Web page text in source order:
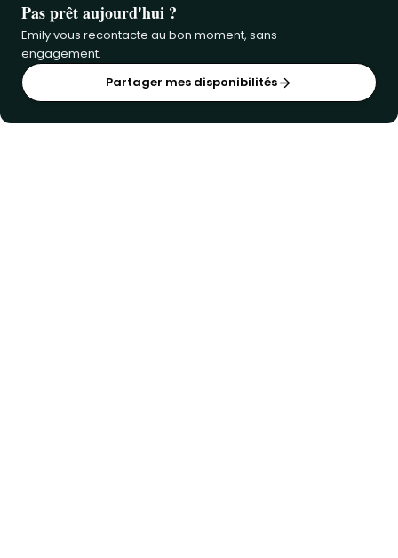
Pas prêt aujourd'hui ?
Emily vous recontacte au bon moment, sans
engagement.
Partager mes disponibilités